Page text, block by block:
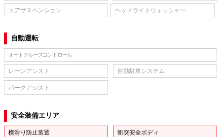
エアサスペンション ヘッドライトウォッシャー
自動運転
オートクルーズコントロール
レーンアシスト 自動駐車システム
パークアシスト
安全装備エリア
横滑り防止装置 衝突安全ボディ